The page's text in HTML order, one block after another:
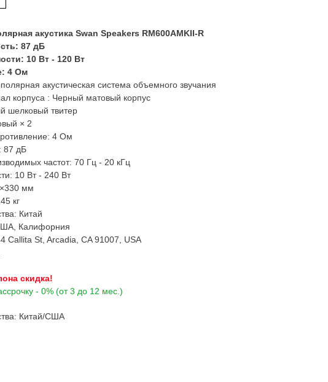
акустика Swan Speakers RM600AMKII-R
87 дБ
10 Вт - 120 Вт
4 Ом
акустическая система объемного звучания
корпуса : Черный матовый корпус
шелковый твитер
× 2
4 Ом
87 дБ
частот: 70 Гц - 20 кГц
10 Вт - 240 Вт
мм
кг
Китай
Калифорния
Callita St, Arcadia, CA 91007, USA
скидка!
- 0% (от 3 до 12 мес.)
Китай/США